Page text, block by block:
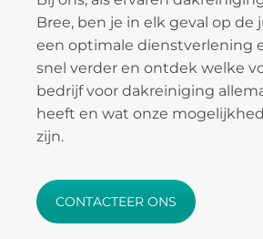
Bree, ben je in elk geval op de
een optimale dienstverlening
snel verder en ontdek welke
bedrijf voor dakreiniging
heeft en wat onze
zijn.
CONTACTEER ONS